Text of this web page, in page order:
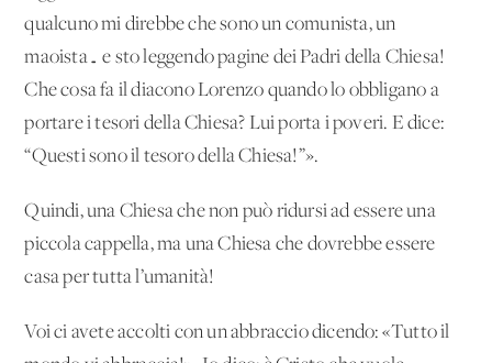
qualcuno mi direbbe che sono un comunista, un
maoista… e sto leggendo pagine dei Padri della Chiesa!
Che cosa fa il diacono Lorenzo quando lo obbligano a
portare i tesori della Chiesa? Lui porta i poveri. E dice:
“Questi sono il tesoro della Chiesa!”».
Quindi, una Chiesa che non può ridursi ad essere una
piccola cappella, ma una Chiesa che dovrebbe essere
casa per tutta l’umanità!
Voi ci avete accolti con un abbraccio dicendo: «Tutto il